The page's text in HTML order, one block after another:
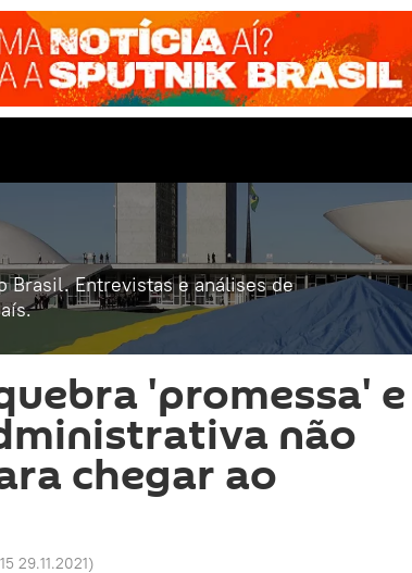
Brasil. Entrevistas e análises de
'promessa' e
não
chegar ao
29.11.2021)